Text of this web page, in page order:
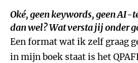
Oké, geen keywords, geen AI-
dan wel? Wat versta jij onder
Een format wat ik zelf graag
in mijn boek staat is het